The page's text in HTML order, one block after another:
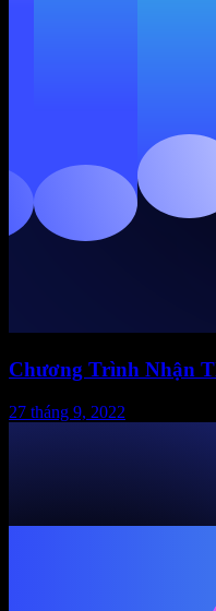
Chương Trình Nhận
27 tháng 9, 2022